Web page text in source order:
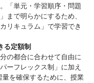
「単元・学習順序・問題
まで明らかにするため、
リキュラム」で学習でき
る定額制
の都合に合わせて自由に
ーフレックス制」に加え
を確保するために、授業